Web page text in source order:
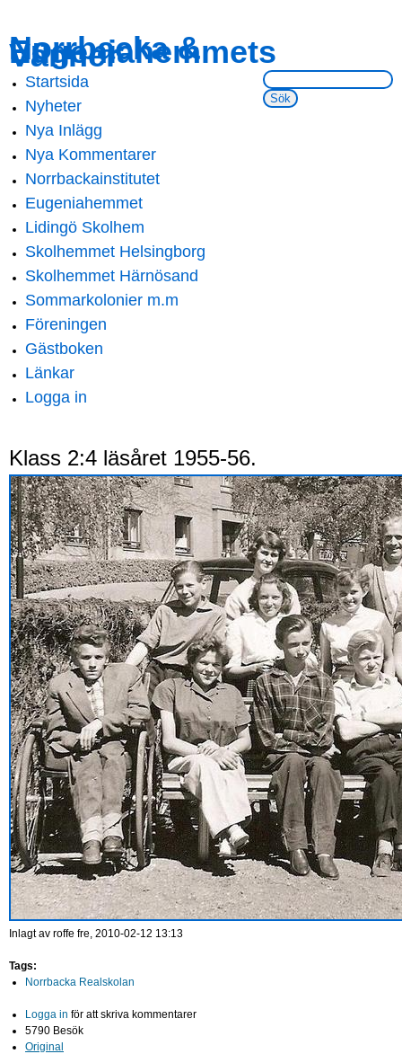
main
content
navigation
Norrbacka &
Eugeniahemmets
Vänner
Sök på webbsidan:
Main menu
Startsida
Nyheter
Nya Inlägg
Nya Kommentarer
Norrbackainstitutet
Eugeniahemmet
Lidingö Skolhem
Skolhemmet Helsingborg
Skolhemmet Härnösand
Sommarkolonier m.m
Föreningen
Gästboken
Länkar
Logga in
Klass 2:4 läsåret 1955-56.
Inlagt av roffe fre, 2010-02-12 13:13
Tags:
Norrbacka Realskolan
Logga in för att skriva kommentarer
5790 Besök
Original